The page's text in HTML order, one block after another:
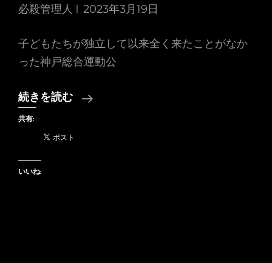
必殺管理人 2023年3月19日
子どもたちが独立して以来全く来たことがなか
った神戸総合運動公
続きを読む
夕
共有:
いいね: